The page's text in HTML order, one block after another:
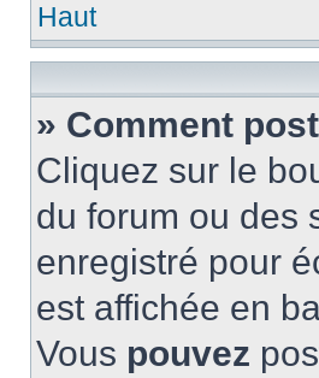
Haut
» Comment
Cliquez sur le
du forum ou des
enregistré pour
est affichée en
Vous pouvez